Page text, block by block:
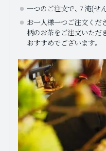
一つのご注文で、７淹(せ
お一人様一つご注文くだ
柄のお茶をご注文いただ
おすすめでございます。